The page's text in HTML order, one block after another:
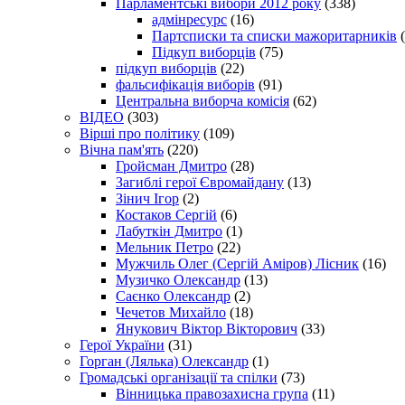
адмінресурс (16)
Партсписки та списки мажоритарників
Підкуп виборців (75)
підкуп виборців (22)
фальсифікація виборів (91)
Центральна виборча комісія (62)
ВІДЕО (303)
Вірші про політику (109)
Вічна пам'ять (220)
Гройсман Дмитро (28)
Загиблі герої Євромайдану (13)
Зінич Ігор (2)
Костаков Сергій (6)
Лабуткін Дмитро (1)
Мельник Петро (22)
Мужчиль Олег (Сергій Аміров) Лісник (16)
Музичко Олександр (13)
Саєнко Олександр (2)
Чечетов Михайло (18)
Янукович Віктор Вікторович (33)
Герої України (31)
Горган (Лялька) Олександр (1)
Громадські організації та спілки (73)
Вінницька правозахисна група (11)